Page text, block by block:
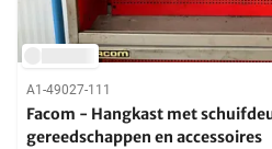
A1-49027-111
Facom - Hangkast met
gereedschappen en accessoires